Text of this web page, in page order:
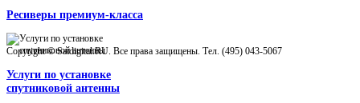
Ресиверы премиум-класса
Услуги по установке
спутниковой антенны
Copyright © Satdigital.RU. Все права защищены. Тел. (495) 043-5067